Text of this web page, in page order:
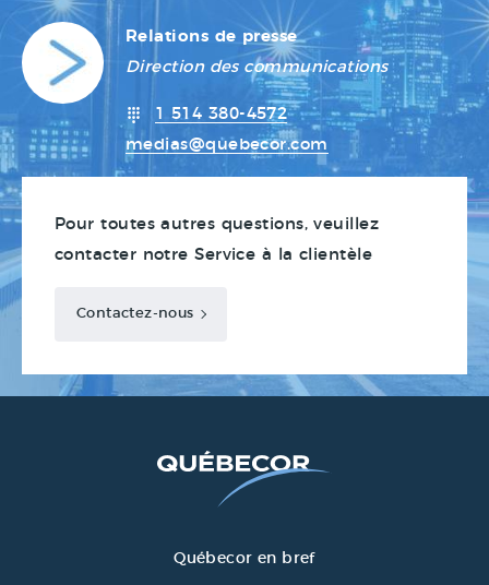
Relations de presse
Direction des communications
1 514 380-4572
medias@quebecor.com
Pour toutes autres questions, veuillez
contacter notre Service à la clientèle
Contactez-nous
Québecor en bref